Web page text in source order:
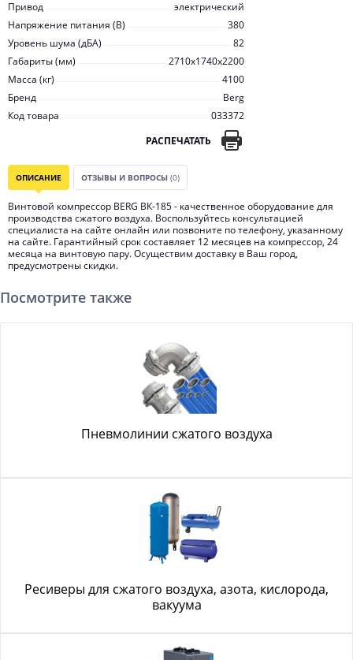
Привод
электрический
Напряжение питания (В)
380
Уровень шума (дБА)
82
Габариты (мм)
2710x1740x2200
Масса (кг)
4100
Бренд
Berg
Код товара
033372
РАСПЕЧАТАТЬ
ОПИСАНИЕ ОТЗЫВЫ И ВОПРОСЫ (0)
Винтовой компрессор BERG ВК-185 - качественное оборудование для
производства сжатого воздуха. Воспользуйтесь консультацией
специалиста на сайте онлайн или позвоните по телефону, указанному
на сайте. Гарантийный срок составляет 12 месяцев на компрессор, 24
месяца на винтовую пару. Осуществим доставку в Ваш город,
предусмотрены скидки.
Посмотрите также
Пневмолинии сжатого воздуха
Ресиверы для сжатого воздуха, азота, кислорода,
вакуума